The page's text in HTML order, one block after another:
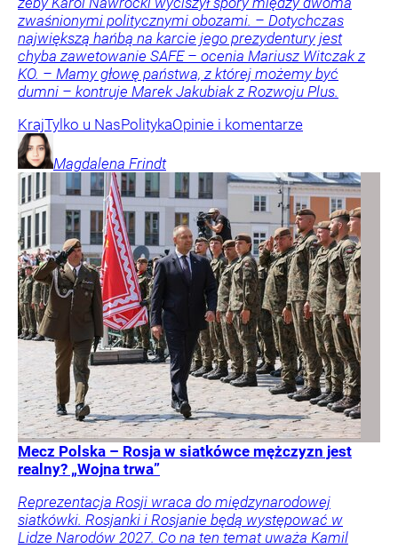
zwaśnionymi politycznymi obozami. – Dotychczas
największą hańbą na karcie jego prezydentury jest
chyba zawetowanie SAFE – ocenia Mariusz Witczak z
KO. – Mamy głowę państwa, z której możemy być
dumni – kontruje Marek Jakubiak z Rozwoju Plus.
KrajTylko u NasPolitykaOpinie i komentarze
Magdalena Frindt
Mecz Polska – Rosja w siatkówce mężczyzn jest
realny? „Wojna trwa”
Reprezentacja Rosji wraca do międzynarodowej
siatkówki. Rosjanki i Rosjanie będą występować w
Lidze Narodów 2027. Co na ten temat uważa Kamil